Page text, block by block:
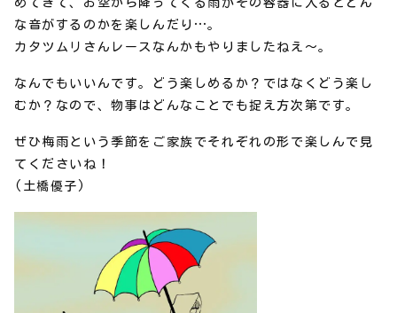
めてきて、お空から降ってくる雨がその容器に入るとどん
な音がするのかを楽しんだり…。
カタツムリさんレースなんかもやりましたねえ～。
なんでもいいんです。どう楽しめるか？ではなくどう楽し
むか？なので、物事はどんなことでも捉え方次第です。
ぜひ梅雨という季節をご家族でそれぞれの形で楽しんで見
てくださいね！
(土橋優子)